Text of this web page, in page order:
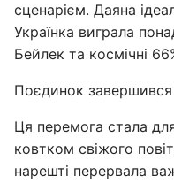
сценарієм. Даяна
Українка виграла
Бейлек та космічні
Поєдинок
Ця перемога стала
ковтком свіжого
нарешті перервала